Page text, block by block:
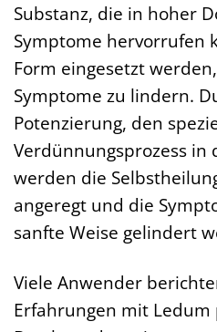
Substanz, die in hoher
Symptome hervorrufen
Form eingesetzt
Symptome zu lindern.
Potenzierung, den
Verdünnungsprozess in
werden die
angeregt und die
sanfte Weise gelindert
Viele Anwender
Erfahrungen mit